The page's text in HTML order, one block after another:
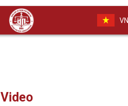
VN
Video